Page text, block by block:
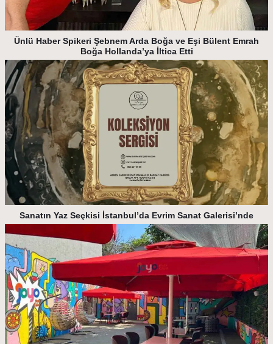
Ünlü Haber Spikeri Şebnem Arda Boğa ve Eşi Bülent Emrah
Boğa Hollanda’ya İltica Etti
Sanatın Yaz Seçkisi İstanbul’da Evrim Sanat Galerisi’nde